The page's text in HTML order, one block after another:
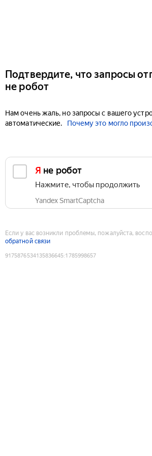
Подтвердите, что запросы
не робот
Нам очень жаль, но запросы с вашего
автоматические.
Почему это могло
Я не робот
Нажмите, чтобы продолжить
Yandex SmartCaptcha
Если у вас возникли проблемы, пожалуйста,
обратной связи
9175876534135836645:1785998657